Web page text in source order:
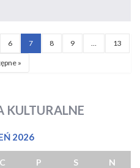
6 7 8 9 … 13
»
KULTURALNE
2026
C P S N